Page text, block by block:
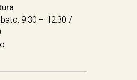
9.30 – 12.30 /